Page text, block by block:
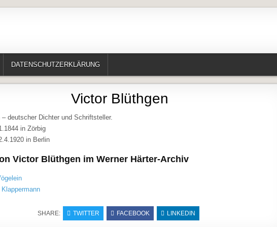
DATENSCHUTZERKLÄRUNG
Victor Blüthgen
deutscher Dichter und Schriftsteller.
in Zörbig
in Berlin
Victor Blüthgen im Werner Härter-Archiv
SHARE: TWITTER FACEBOOK LINKEDIN